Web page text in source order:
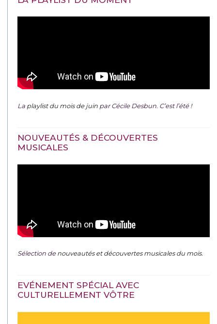
La playlist du mois de juin par Cécile Desbun. C’est l’été !
NOUVEAUTÉS & DÉCOUVERTES
MUSICALES
Sélection denouveautés et découvertes musicales du mois.
EVÉNEMENT SPÉCIAL AVEC
CULTURELLEMENT VÔTRE